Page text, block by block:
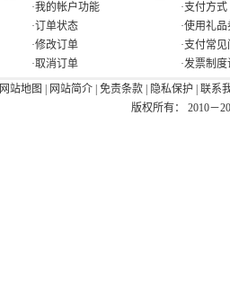
·我的帐户功能
·订单状态
·修改订单
·取消订单
·支付方式
·使用礼品
·支付常
·发票制
网站地图
网站简介 免责条款 隐私保护
联系
版权所有： 2010－